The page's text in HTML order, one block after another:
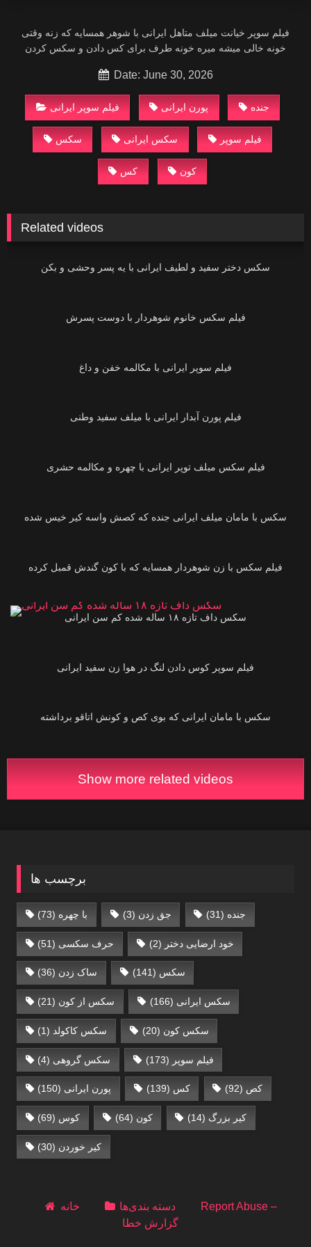
فیلم سوپر خیانت میلف متاهل ایرانی‌ با شوهر همسایه که زنه وقتی‌
خونه خالی‌ میشه میره خونه طرف برای کس دادن و سکس کردن
Date: June 30, 2026
فیلم سوپر ایرانی‌ پورن ایرانی جنده
سکس سکس ایرانی فیلم سوپر
کس کون
Related videos
سکس دختر سفید و لطیف ایرانی‌ با یه پسر وحشی و بکن
فیلم سکس خانوم شوهردار با دوست پسرش
فیلم سوپر ایرانی با مکالمه خفن و داغ
فیلم پورن آبدار ایرانی‌ با میلف سفید وطنی
فیلم سکس میلف توپر ایرانی‌ با چهره و مکالمه حشری
سکس با مامان میلف ایرانی‌ جنده که کصش واسه کیر خیس شده
فیلم سکس با زن شوهردار همسایه که با کون گندش قمبل کرده
سکس داف تازه ۱۸ ساله شده کم سن ایرانی
سکس با مامان ایرانی‌ که بوی کص و کونش اتاقو برداشته
Show more related videos
برچسب ها
با چهره (73) جق زدن (3) جنده (31)
حرف سکسی‌ (51) خود ارضایی دختر (2)
ساک زدن (36) سکس (141)
سکس از کون (21) سکس ایرانی (166)
سکس کاکولد (1) سکس کون (20)
سکس گروهی (4) فیلم سوپر (173)
پورن ایرانی (150) کس (139) کص (92)
کوس (69) کون (64) کیر بزرگ (14)
کیر خوردن (30)
خانه دسته بندی‌ها
Report Abuse –
گزارش خطا